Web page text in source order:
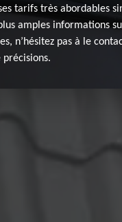
tarifs très abordables
amples informations
n’hésitez pas à le
précisions.